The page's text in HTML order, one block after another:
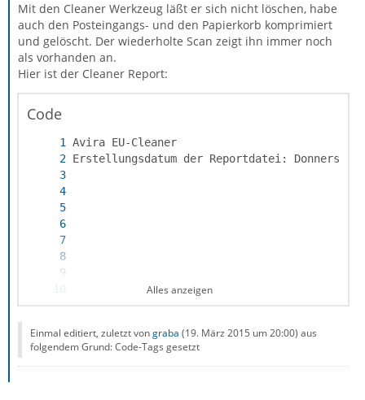
Mit den Cleaner Werkzeug läßt er sich nicht löschen, habe
auch den Posteingangs- und den Papierkorb komprimiert
und gelöscht. Der wiederholte Scan zeigt ihn immer noch
als vorhanden an.
Hier ist der Cleaner Report:
Code
Alles anzeigen
Einmal editiert, zuletzt vongraba (19. März 2015 um 20:00) aus
folgendem Grund: Code-Tags gesetzt